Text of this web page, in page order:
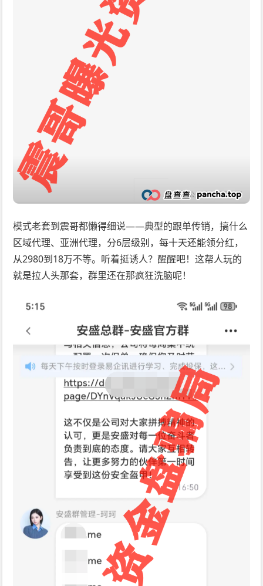
模式老套到震哥都懒得细说——典型的跟单传销，搞什么
区域代理、亚洲代理，分6层级别，每十天还能领分红，
从2980到18万不等。听着挺诱人？醒醒吧！这帮人玩的
就是拉人头那套，群里还在那疯狂洗脑呢！